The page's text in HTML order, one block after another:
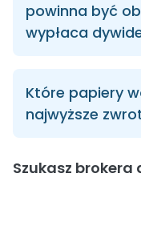
powinna być
wypłaca
Które papiery
najwyższe
Szukasz